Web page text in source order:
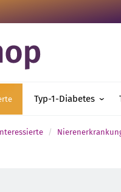
Typ-1-Diabetes